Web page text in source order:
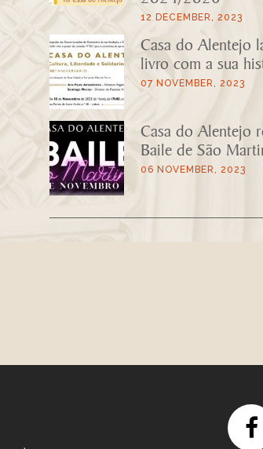
12 DECEMBER, 2023
Casa do Alentejo
livro com a sua
07 NOVEMBER, 2023
Casa do Alentejo
Baile de São
06 NOVEMBER, 2023